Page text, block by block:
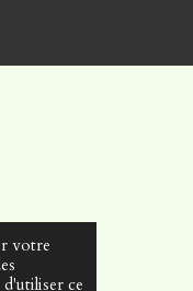
votre
ce